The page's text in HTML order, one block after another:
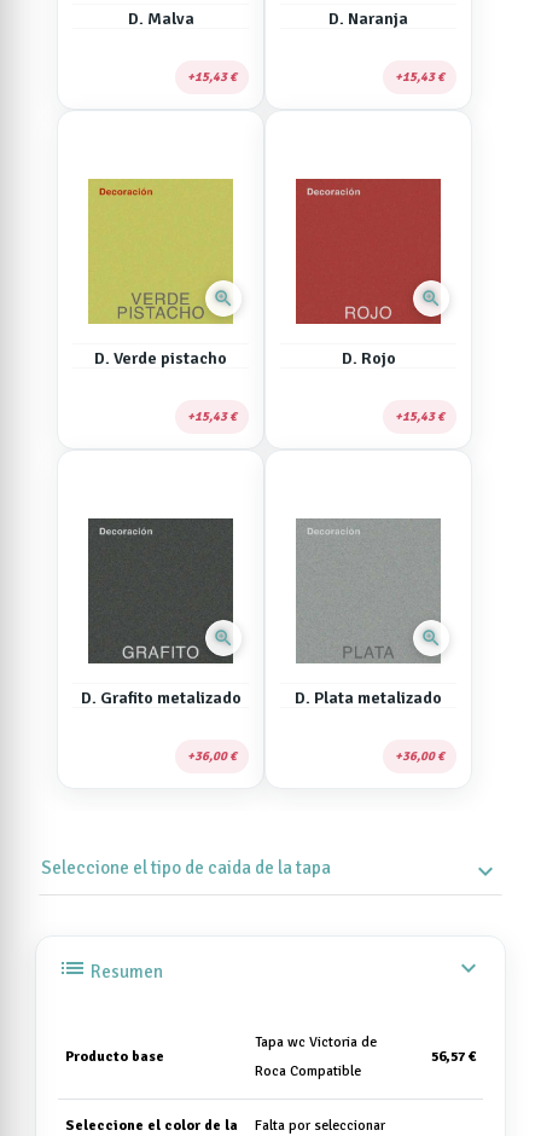
D. Malva
15,43 €
D. Naranja
15,43 €
zoom_in
D. Verde pistacho
15,43 €
zoom_in
D. Rojo
15,43 €
zoom_in
D. Grafito metalizado
36,00 €
zoom_in
D. Plata metalizado
36,00 €
Seleccione el tipo de caida de la tapa expand_more
list Resumen expand_more
Producto base
Tapa wc Victoria de
Roca Compatible
56,57 €
Seleccione el color de la
Falta por seleccionar